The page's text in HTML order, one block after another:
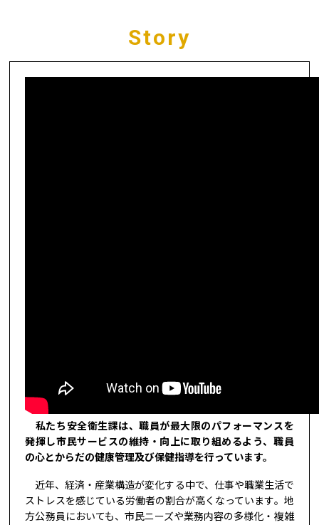
Story
私たち安全衛生課は、職員が最大限のパフォーマンスを
発揮し市民サービスの維持・向上に取り組めるよう、職員
の心とからだの健康管理及び保健指導を行っています。
近年、経済・産業構造が変化する中で、仕事や職業生活で
ストレスを感じている労働者の割合が高くなっています。地
方公務員においても、市民ニーズや業務内容の多様化・複雑